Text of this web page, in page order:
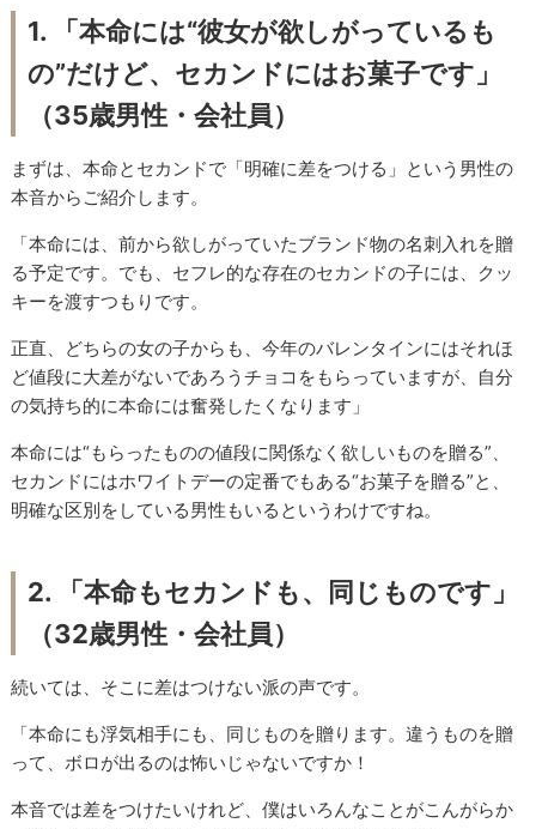
1. 「本命には“彼女が欲しがっているも
の”だけど、セカンドにはお菓子です」
（35歳男性・会社員）
まずは、本命とセカンドで「明確に差をつける」という男性の
本音からご紹介します。
「本命には、前から欲しがっていたブランド物の名刺入れを贈
る予定です。でも、セフレ的な存在のセカンドの子には、クッ
キーを渡すつもりです。
正直、どちらの女の子からも、今年のバレンタインにはそれほ
ど値段に大差がないであろうチョコをもらっていますが、自分
の気持ち的に本命には奮発したくなります」
本命には“もらったものの値段に関係なく欲しいものを贈る”、
セカンドにはホワイトデーの定番でもある“お菓子を贈る”と、
明確な区別をしている男性もいるというわけですね。
2. 「本命もセカンドも、同じものです」
（32歳男性・会社員）
続いては、そこに差はつけない派の声です。
「本命にも浮気相手にも、同じものを贈ります。違うものを贈
って、ボロが出るのは怖いじゃないですか！
本音では差をつけたいけれど、僕はいろんなことがこんがらか